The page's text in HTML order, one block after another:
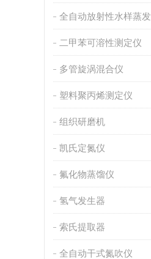
二甲苯可溶性测定仪
多管旋涡混合仪
塑料聚丙烯测定仪
组织研磨机
凯氏定氮仪
氟化物蒸馏仪
氢气发生器
索氏提取器
全自动干式氮吹仪